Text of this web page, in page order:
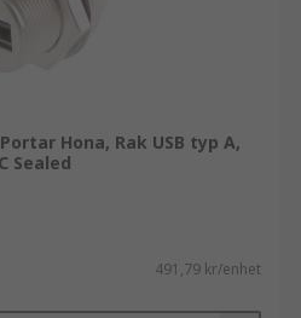
Hona, Rak USB typ A,
Sealed
491,79 kr/enhet